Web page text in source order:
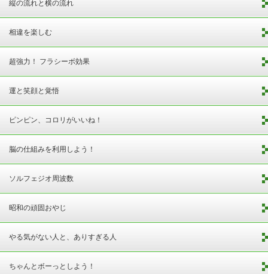
縦の流れと横の流れ
相違を楽しむ
超強力！ フラシーボ効果
運と笑顔と覚悟
ピンピン、コロリがいいね！
脳の仕組みを利用しよう！
ソルフェジオ周波数
昭和の頑固おやじ
やる気がない人と、ありすぎる人
ちゃんとボーっとしよう！